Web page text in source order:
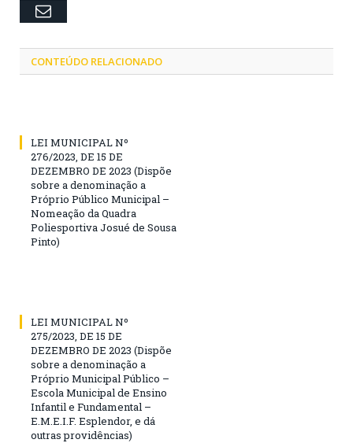
Email
CONTEÚDO RELACIONADO
LEI MUNICIPAL Nº
276/2023, DE 15 DE
DEZEMBRO DE 2023 (Dispõe
sobre a denominação a
Próprio Público Municipal –
Nomeação da Quadra
Poliesportiva Josué de Sousa
Pinto)
LEI MUNICIPAL Nº
275/2023, DE 15 DE
DEZEMBRO DE 2023 (Dispõe
sobre a denominação a
Próprio Municipal Público –
Escola Municipal de Ensino
Infantil e Fundamental –
E.M.E.I.F. Esplendor, e dá
outras providências)